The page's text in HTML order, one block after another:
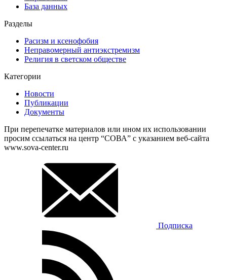
База данных
Разделы
Расизм и ксенофобия
Неправомерный антиэкстремизм
Религия в светском обществе
Категории
Новости
Публикации
Документы
При перепечатке материалов или ином их использовании
просим ссылаться на центр “СОВА” с указанием веб-сайта
www.sova-center.ru
Подписка